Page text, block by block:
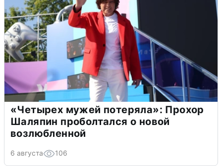
«Четырех мужей потеряла»: Прохор
Шаляпин проболтался о новой
возлюбленной
6 августа 106